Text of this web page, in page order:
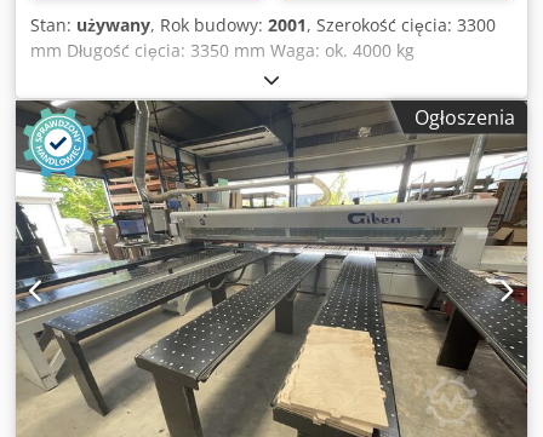
Stan: używany, Rok budowy: 2001, Szerokość cięcia: 3300
mm Długość cięcia: 3350 mm Waga: ok. 4000 kg
Wystawanie brzeszczotu piły: 100-(115) mm Wózek piły:
Prędkość posuwu: 1%100-(1%130) m/min. Prędkość
powrotna: 100-(130) m/min. Główna tarcza piły: 400-(430)
mm Silnik: 7,5 - (11-13,2) kW Jednostka podcinająca: 215
mm Silnik: 2,2 kW Suwak: Szybki posuw: 1% 60 m/min.
Powrót: 60 m/min. Ekstrakcja: Prędkość powietrza: 30%35
m/sek. Dysza ssąca: 200 mm / 115 mm Sprężone powietrze:
Ciśnienie: 5%6 barów Zużycie: 20%30 l/min. Dodsvvkqgepfx
Agtjwa Miejsce przechowywania: Nattheim
Ogłoszenia